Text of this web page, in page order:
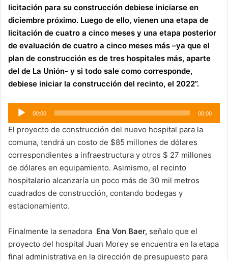
licitación para su construcción debiese iniciarse en
diciembre próximo. Luego de ello, vienen una etapa de
licitación de cuatro a cinco meses y una etapa posterior
de evaluación de cuatro a cinco meses más –ya que el
plan de construcción es de tres hospitales más, aparte
del de La Unión- y si todo sale como corresponde,
debiese iniciar la construcción del recinto, el 2022”.
Reproductor
de
audio
00:00 00:00
El proyecto de construcción del nuevo hospital para la
comuna, tendrá un costo de $85 millones de dólares
correspondientes a infraestructura y otros $ 27 millones
de dólares en equipamiento. Asimismo, el recinto
hospitalario alcanzaría un poco más de 30 mil metros
cuadrados de construcción, contando bodegas y
estacionamiento.
Finalmente la senadora Ena Von Baer, señalo que el
proyecto del hospital Juan Morey se encuentra en la etapa
final administrativa en la dirección de presupuesto para